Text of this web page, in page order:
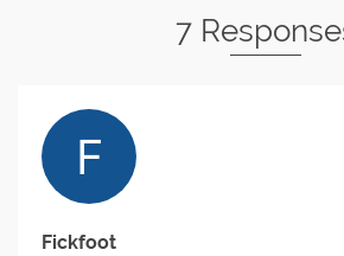
7
Fickfoot